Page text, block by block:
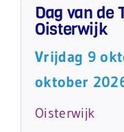
Dag van de
Oisterwijk
Vrijdag 9
oktober
Oisterwijk